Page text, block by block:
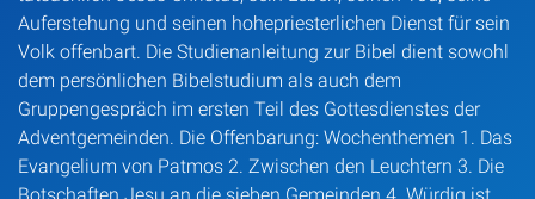
Auferstehung und seinen hohepriesterlichen Dienst für sein
Volk offenbart. Die Studienanleitung zur Bibel dient sowohl
dem persönlichen Bibelstudium als auch dem
Gruppengespräch im ersten Teil des Gottesdienstes der
Adventgemeinden. Die Offenbarung: Wochenthemen 1. Das
Evangelium von Patmos 2. Zwischen den Leuchtern 3. Die